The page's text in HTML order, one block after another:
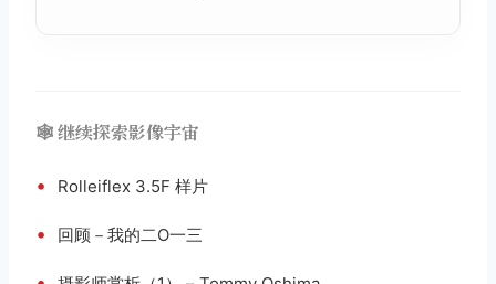
🕸️ 继续探索影像宇宙
• Rolleiflex 3.5F 样片
• 回顾－我的二O一三